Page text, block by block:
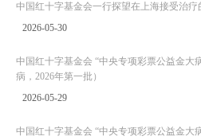
中国红十字基金会一行探望在上海接受治
2026-05-30
中国红十字基金会 “中央专项彩票公益金大
病，2026年第一批）
2026-05-29
中国红十字基金会 “中央专项彩票公益金大